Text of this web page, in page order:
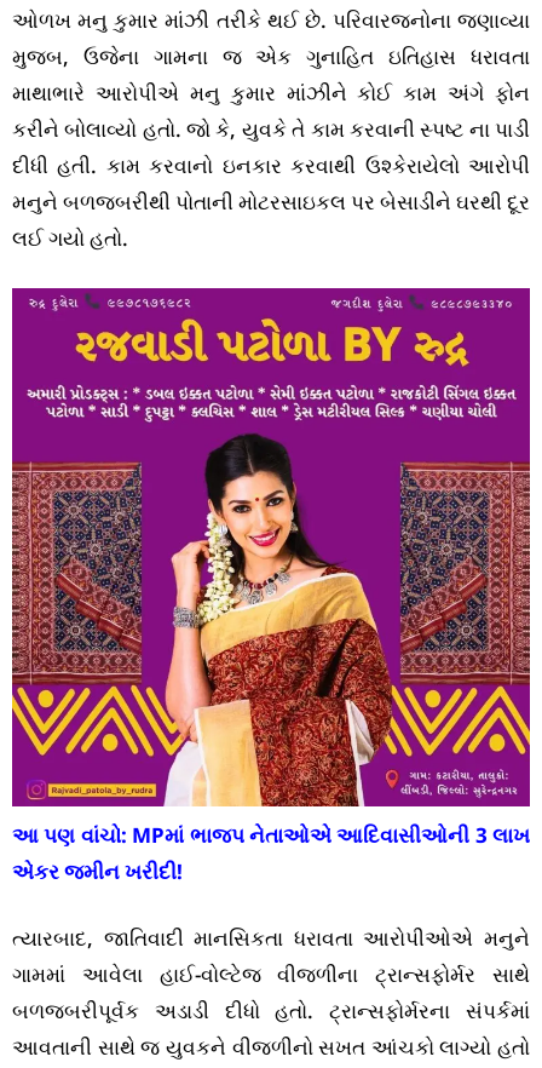
ઓળખ મનુ કુમાર માંઝી તરીકે થઈ છે. પરિવારજનોના જણાવ્યા
મુજબ, ઉજેના ગામના જ એક ગુનાહિત ઇતિહાસ ધરાવતા
માથાભારે આરોપીએ મનુ કુમાર માંઝીને કોઈ કામ અંગે ફોન
કરીને બોલાવ્યો હતો. જો કે, યુવકે તે કામ કરવાની સ્પષ્ટ ના પાડી
દીધી હતી. કામ કરવાનો ઇનકાર કરવાથી ઉશ્કેરાયેલો આરોપી
મનુને બળજબરીથી પોતાની મોટરસાઇકલ પર બેસાડીને ઘરથી દૂર
લઈ ગયો હતો.
આ પણ વાંચો: MPમાં ભાજપ નેતાઓએ આદિવાસીઓની 3 લાખ
એકર જમીન ખરીદી!
ત્યારબાદ, જાતિવાદી માનસિકતા ધરાવતા આરોપીઓએ મનુને
ગામમાં આવેલા હાઈ-વોલ્ટેજ વીજળીના ટ્રાન્સફોર્મર સાથે
બળજબરીપૂર્વક અડાડી દીધો હતો. ટ્રાન્સફોર્મરના સંપર્કમાં
આવતાની સાથે જ યુવકને વીજળીનો સખત આંચકો લાગ્યો હતો